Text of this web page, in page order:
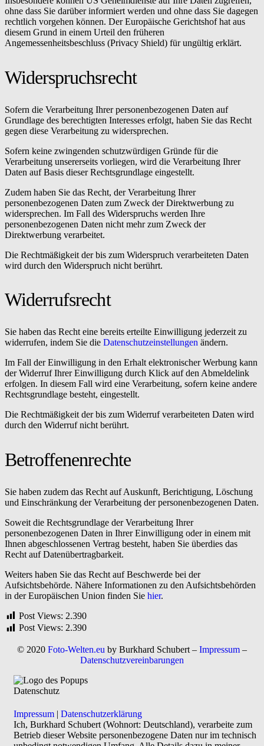
ohne dass Sie darüber informiert werden und ohne dass Sie dagegen
rechtlich vorgehen können. Der Europäische Gerichtshof hat aus
diesem Grund in einem Urteil den früheren
Angemessenheitsbeschluss (Privacy Shield) für ungültig erklärt.
Widerspruchsrecht
Sofern die Verarbeitung Ihrer personenbezogenen Daten auf
Grundlage des berechtigten Interesses erfolgt, haben Sie das Recht
gegen diese Verarbeitung zu widersprechen.
Sofern keine zwingenden schutzwürdigen Gründe für die
Verarbeitung unsererseits vorliegen, wird die Verarbeitung Ihrer
Daten auf Basis dieser Rechtsgrundlage eingestellt.
Zudem haben Sie das Recht, der Verarbeitung Ihrer
personenbezogenen Daten zum Zweck der Direktwerbung zu
widersprechen. Im Fall des Widerspruchs werden Ihre
personenbezogenen Daten nicht mehr zum Zweck der
Direktwerbung verarbeitet.
Die Rechtmäßigkeit der bis zum Widerspruch verarbeiteten Daten
wird durch den Widerspruch nicht berührt.
Widerrufsrecht
Sie haben das Recht eine bereits erteilte Einwilligung jederzeit zu
widerrufen, indem Sie die Datenschutzeinstellungen ändern.
Im Fall der Einwilligung in den Erhalt elektronischer Werbung kann
der Widerruf Ihrer Einwilligung durch Klick auf den Abmeldelink
erfolgen. In diesem Fall wird eine Verarbeitung, sofern keine andere
Rechtsgrundlage besteht, eingestellt.
Die Rechtmäßigkeit der bis zum Widerruf verarbeiteten Daten wird
durch den Widerruf nicht berührt.
Betroffenenrechte
Sie haben zudem das Recht auf Auskunft, Berichtigung, Löschung
und Einschränkung der Verarbeitung der personenbezogenen Daten.
Soweit die Rechtsgrundlage der Verarbeitung Ihrer
personenbezogenen Daten in Ihrer Einwilligung oder in einem mit
Ihnen abgeschlossenen Vertrag besteht, haben Sie überdies das
Recht auf Datenübertragbarkeit.
Weiters haben Sie das Recht auf Beschwerde bei der
Aufsichtsbehörde. Nähere Informationen zu den Aufsichtsbehörden
in der Europäischen Union finden Sie hier.
Post Views: 2.390
Post Views: 2.390
© 2020 Foto-Welten.eu by Burkhard Schubert – Impressum –
Datenschutzvereinbarungen
Datenschutz
Impressum | Datenschutzerklärung
Ich, Burkhard Schubert (Wohnort: Deutschland), verarbeite zum
Betrieb dieser Website personenbezogene Daten nur im technisch